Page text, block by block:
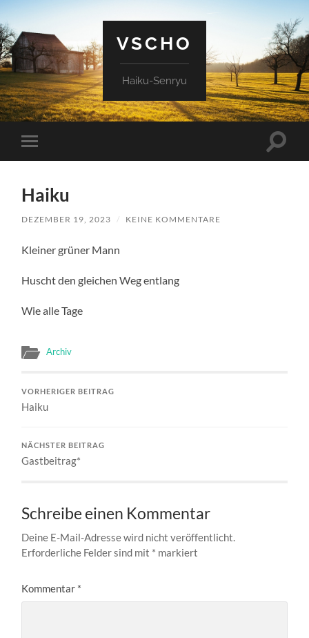
VSCHO
Haiku-Senryu
Mobile-
Menü
Haiku
DEZEMBER 19, 2023 / KEINE KOMMENTARE
Kleiner grüner Mann
Huscht den gleichen Weg entlang
Wie alle Tage
Archiv
VORHERIGER BEITRAG
Haiku
NÄCHSTER BEITRAG
Gastbeitrag*
Schreibe einen Kommentar
Deine E-Mail-Adresse wird nicht veröffentlicht.
Erforderliche Felder sind mit * markiert
Kommentar *